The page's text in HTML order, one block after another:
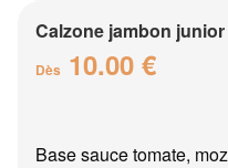
Calzone jambon junior
Dès 10.00 €
Base sauce tomate,